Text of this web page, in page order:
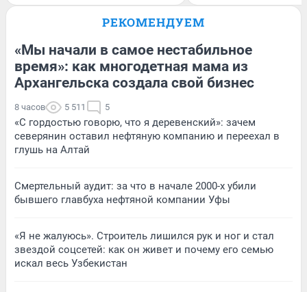
РЕКОМЕНДУЕМ
«Мы начали в самое нестабильное
время»: как многодетная мама из
Архангельска создала свой бизнес
8 часов 5 511 5
«С гордостью говорю, что я деревенский»: зачем
северянин оставил нефтяную компанию и переехал в
глушь на Алтай
Смертельный аудит: за что в начале 2000-х убили
бывшего главбуха нефтяной компании Уфы
«Я не жалуюсь». Строитель лишился рук и ног и стал
звездой соцсетей: как он живет и почему его семью
искал весь Узбекистан